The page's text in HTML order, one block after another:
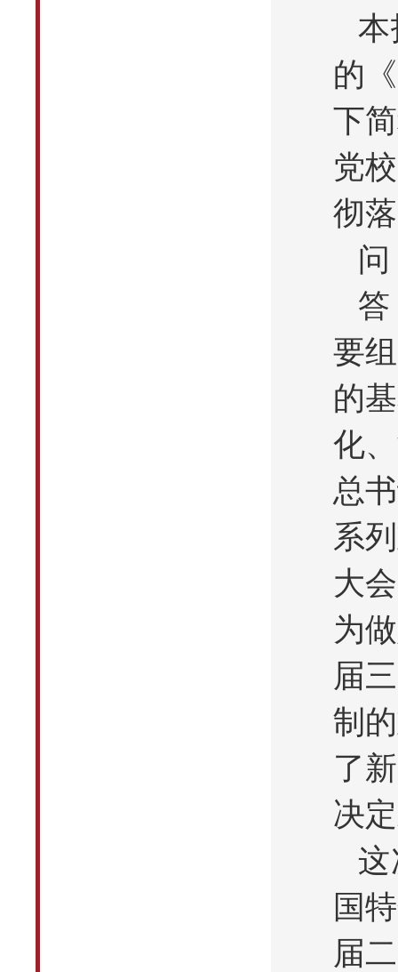
本
的
下
党
彻
要
的
化
总
系
大
为
届
制
了
决
这
国
届